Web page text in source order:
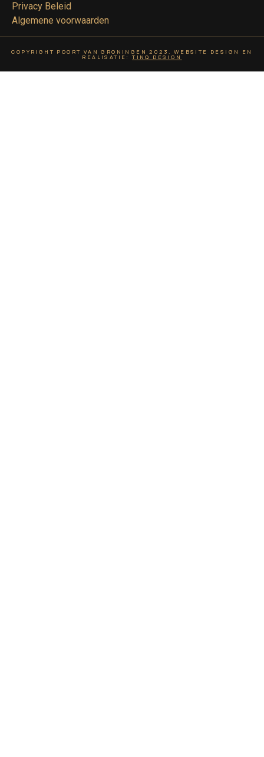
Privacy Beleid
Algemene voorwaarden
COPYRIGHT POORT VAN GRONINGEN 2023. WEBSITE DESIGN EN
REALISATIE:TINQ DESIGN